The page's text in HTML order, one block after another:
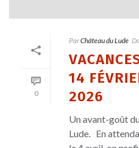
0
ParChâteau du Lude
14
2026
Un avant-goût
Lude. En